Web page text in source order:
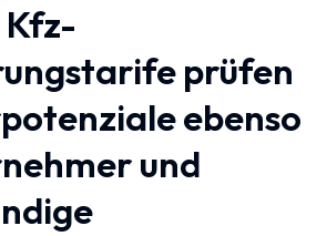
prüfen
ebenso
und